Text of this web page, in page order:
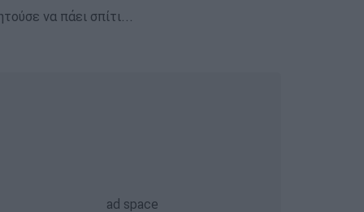
να πάει σπίτι...